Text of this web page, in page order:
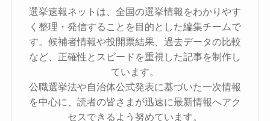
選挙速報ネットは、全国の選挙情報をわかりやす
く整理・発信することを目的とした編集チームで
す。候補者情報や投開票結果、過去データの比較
など、正確性とスピードを重視した記事を制作し
ています。
公職選挙法や自治体公式発表に基づいた一次情報
を中心に、読者の皆さまが迅速に最新情報へアク
セスできるよう努めています。